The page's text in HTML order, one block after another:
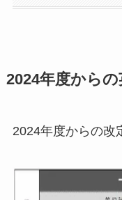
2024年度から
2024年度からの改